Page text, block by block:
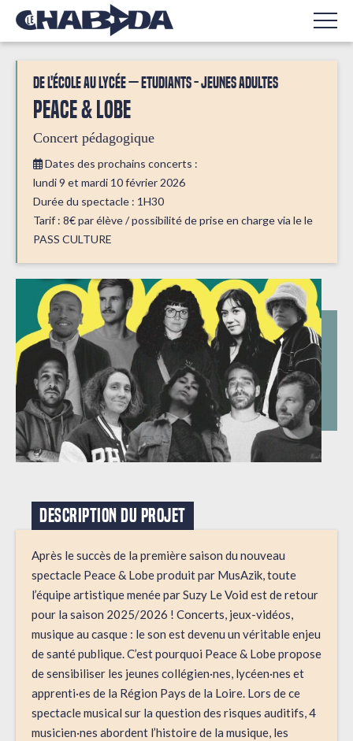
De l'école au lycée Etudiants - Jeunes adultes
Peace & Lobe
Concert pédagogique
Dates des prochains concerts :
lundi 9 et mardi 10 février 2026
Durée du spectacle : 1H30
Tarif : 8€ par élève / possibilité de prise en charge via le le
PASS CULTURE
DESCRIPTION DU PROJET
Après le succès de la première saison du nouveau
spectacle Peace & Lobe produit par MusAzik, toute
l’équipe artistique menée par Suzy Le Void est de retour
pour la saison 2025/2026 ! Concerts, jeux-vidéos,
musique au casque : le son est devenu un véritable enjeu
de santé publique. C’est pourquoi Peace & Lobe propose
de sensibiliser les jeunes collégien·nes, lycéen·nes et
apprenti·es de la Région Pays de la Loire. Lors de ce
spectacle musical sur la question des risques auditifs, 4
musicien·nes abordent l’histoire de la musique, les